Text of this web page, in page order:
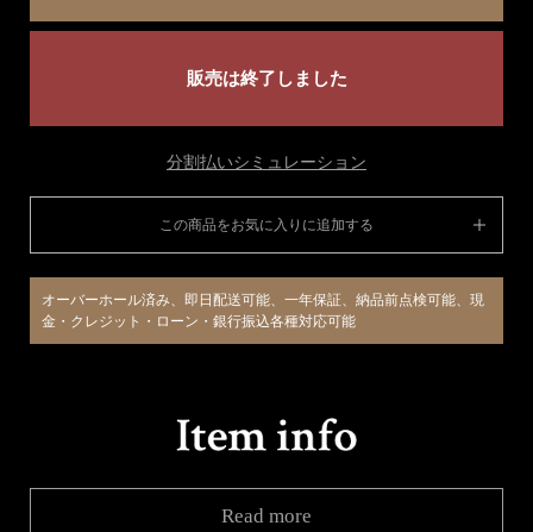
販売は終了しました
分割払いシミュレーション
この商品をお気に入りに追加する
オーバーホール済み、即日配送可能、一年保証、納品前点検可能、現
金・クレジット・ローン・銀行振込各種対応可能
Read more